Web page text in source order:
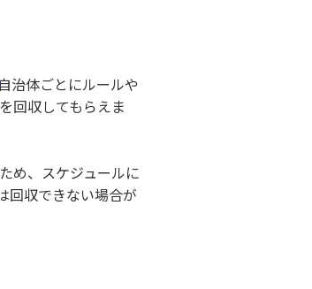
自治体ごとにルールや
回収してもらえま
め、スケジュールに
回収できない場合が